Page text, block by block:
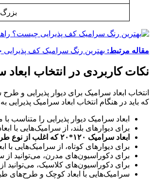
بزرگ
مقاله مرتبط: بهترین رنگ سرامیک کف پذیرایی
نکات کاربردی در انتخاب ابعاد
انتخاب ابعاد سرامیک برای دیوار پذیرایی و
که باید در هنگام انتخاب ابعاد سرامیک پذیرایی
ابعاد سرامیک دیوار پذیرایی را متناسب
برای دیوارهای بلند، از سرامیک‌هایی با ابعاد بلندتر مانند ۶۰ در ۱۲۰ و ۸۰ در ۱۲۰ سانتی‌متر استفاده کنید. این کار باعث
ابعاد سرامیک ۱۲۰*۲۰ که اغلب از نوع طرح چوب هستند و در سایزهای مشابه پارکت چوبی تولید می‌شوند، از نمونه‌های سرامیک مناسب برای کف پذیرایی با متراژهای مختلف است.
برای دیوارهای کوتاه، از سرامیک‌هایی با ابعاد مربعی یا مستطیلی با عرض و ارتفاع
برای دکوراسیون‌های مدرن، می‌توانید از
برای دکوراسیون‌های کلاسیک، می‌توانید
سرامیک‌هایی با ابعاد کوچک و طرح‌های